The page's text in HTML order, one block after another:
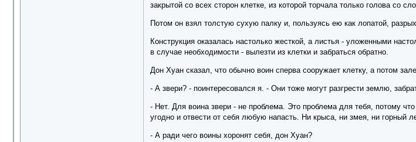
закрытой со всех сторон клетке, из которой торчала только голова со
Потом он взял толстую сухую палку и, пользуясь ею как лопатой,
Конструкция оказалась настолько жесткой, а листья - уложенными
в случае необходимости - вылезти из клетки и забраться обратно.
Дон Хуан сказал, что обычно воин сперва сооружает клетку, а потом
- А звери? - поинтересовался я. - Они тоже могут разгрести землю,
- Нет. Для воина звери - не проблема. Это проблема для тебя, потому
угодно и отвести от себя любую напасть. Ни крыса, ни змея, ни горный
- А ради чего воины хоронят себя, дон Хуан?